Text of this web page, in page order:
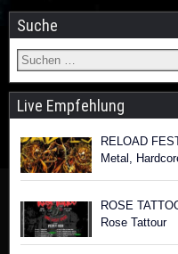
Suche
Live Empfehlung
RELOAD
Metal,
ROSE
Rose Tattour